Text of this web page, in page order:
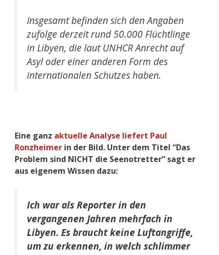
Insgesamt befinden sich den Angaben
zufolge derzeit rund 50.000 Flüchtlinge
in Libyen, die laut UNHCR Anrecht auf
Asyl oder einer anderen Form des
internationalen Schutzes haben.
Eine ganz aktuelle Analyse liefert Paul
Ronzheimer in der Bild. Unter dem Titel “Das
Problem sind NICHT die Seenotretter” sagt er
aus eigenem Wissen dazu:
Ich war als Reporter in den
vergangenen Jahren mehrfach in
Libyen. Es braucht keine Luftangriffe,
um zu erkennen, in welch schlimmer